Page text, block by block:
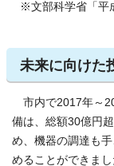
※文部科学省「平
未来に向けた
市内で2017年～
備は、総額30億円
め、機器の調達も
めることができま